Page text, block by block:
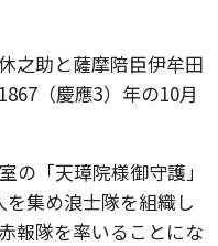
之助と薩摩陪臣伊牟田
（慶應3）年の10月
の「天璋院様御守護」
集め浪士隊を組織し
報隊を率いることにな